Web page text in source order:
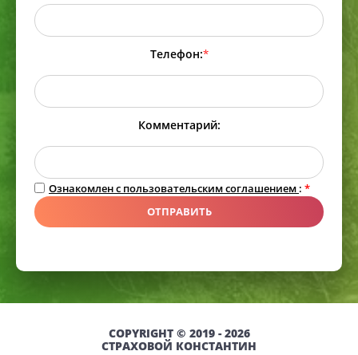
Телефон:*
Комментарий:
Ознакомлен с пользовательским соглашением : *
ОТПРАВИТЬ
COPYRIGHT © 2019 - 2026
СТРАХОВОЙ КОНСТАНТИН